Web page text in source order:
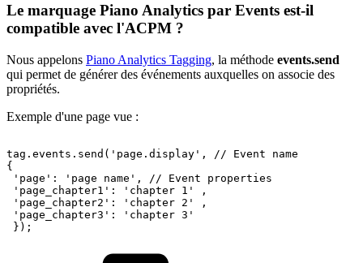
Le marquage Piano Analytics par Events est-il
compatible avec l'ACPM ?
Nous appelons Piano Analytics Tagging, la méthode events.send
qui permet de générer des événements auxquelles on associe des
propriétés.
Exemple d'une page vue :
tag.events.send('page.display', // Event
name
{
'page':
'page name', // Event
properties
'page_chapter1':
'chapter 1'
,
'page_chapter2':
'chapter 2'
,
'page_chapter3':
'chapter 3'
});